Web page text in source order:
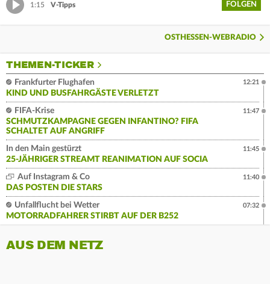
1:15 V-Tipps FOLGEN
OSTHESSEN-WEBRADIO
THEMEN-TICKER
Frankfurter Flughafen
KIND UND BUSFAHRGÄSTE VERLETZT
12:21
FIFA-Krise
SCHMUTZKAMPAGNE GEGEN INFANTINO? FIFA
SCHALTET AUF ANGRIFF
11:47
In den Main gestürzt
25-JÄHRIGER STREAMT REANIMATION AUF SOCIA
11:45
Auf Instagram & Co
DAS POSTEN DIE STARS
11:40
Unfallflucht bei Wetter
MOTORRADFAHRER STIRBT AUF DER B252
07:32
AUS DEM NETZ